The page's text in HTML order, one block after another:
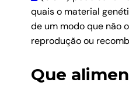
quais o material
de um modo que não
reprodução ou
Que